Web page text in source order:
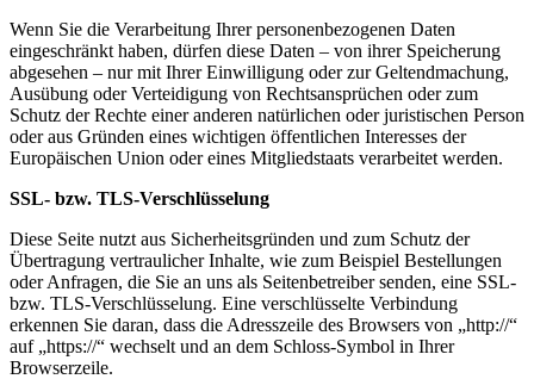
Wenn Sie die Verarbeitung Ihrer personenbezogenen Daten
eingeschränkt haben, dürfen diese Daten – von ihrer Speicherung
abgesehen – nur mit Ihrer Einwilligung oder zur Geltendmachung,
Ausübung oder Verteidigung von Rechtsansprüchen oder zum
Schutz der Rechte einer anderen natürlichen oder juristischen Person
oder aus Gründen eines wichtigen öffentlichen Interesses der
Europäischen Union oder eines Mitgliedstaats verarbeitet werden.
SSL- bzw. TLS-Verschlüsselung
Diese Seite nutzt aus Sicherheitsgründen und zum Schutz der
Übertragung vertraulicher Inhalte, wie zum Beispiel Bestellungen
oder Anfragen, die Sie an uns als Seitenbetreiber senden, eine SSL-
bzw. TLS-Verschlüsselung. Eine verschlüsselte Verbindung
erkennen Sie daran, dass die Adresszeile des Browsers von „http://“
auf „https://“ wechselt und an dem Schloss-Symbol in Ihrer
Browserzeile.